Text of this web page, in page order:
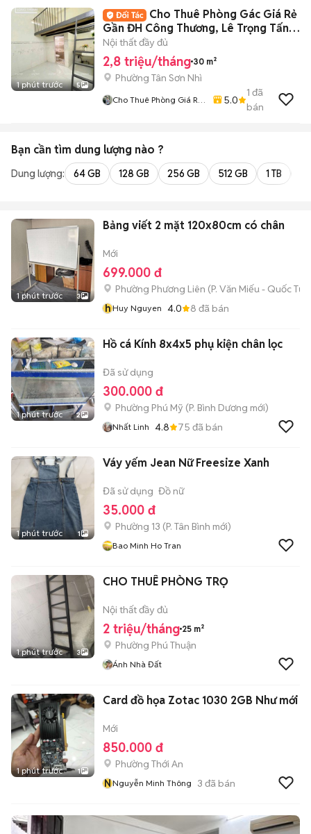
1 phút trước 5
Cho Thuê Phòng Gác Giá Rẻ
Gần ĐH Công Thương, Lê Trọng Tấn
Tân Phú
Nội thất đầy đủ
2,8 triệu/tháng 30 m²
Phường Tân Sơn Nhì
Cho Thuê Phòng Giá Rẻ
5.0
1 đã
bán
Bạn cần tìm dung lượng nào ?
Dung lượng: 64 GB 128 GB 256 GB 512 GB 1 TB
1 phút trước 3
Bảng viết 2 mặt 120x80cm có chân
Mới
699.000 đ
Phường Phương Liên (P. Văn Miếu - Quốc Tử
hHuy Nguyen 4.0 8 đã bán
1 phút trước 2
Hồ cá Kính 8x4x5 phụ kiện chân lọc
Đã sử dụng
300.000 đ
Phường Phú Mỹ (P. Bình Dương mới)
Nhất Linh 4.8 75 đã bán
1 phút trước 1
Váy yếm Jean Nữ Freesize Xanh
Đã sử dụng Đồ nữ
35.000 đ
Phường 13 (P. Tân Bình mới)
Bao Minh Ho Tran
1 phút trước 3
CHO THUÊ PHÒNG TRỌ
Nội thất đầy đủ
2 triệu/tháng 25 m²
Phường Phú Thuận
Ánh Nhà Đất
1 phút trước 1
Card đồ họa Zotac 1030 2GB Như mới
Mới
850.000 đ
Phường Thới An
NNguyễn Minh Thông 3 đã bán